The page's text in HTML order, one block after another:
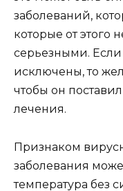
заболеваний,
которые от этого
серьезными.
исключены, то
чтобы он
лечения.
Признаком
заболевания
температура без